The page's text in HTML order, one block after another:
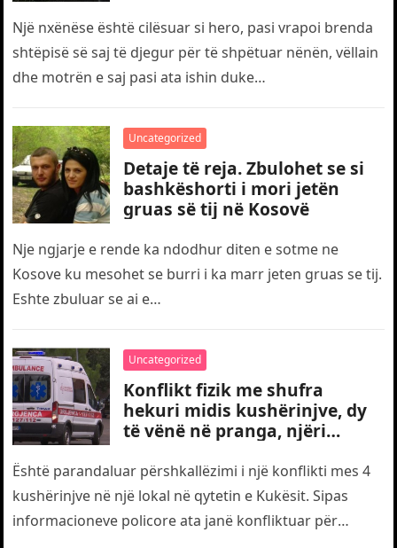
Një nxënëse është cilësuar si hero, pasi vrapoi brenda
shtëpisë së saj të djegur për të shpëtuar nënën, vëllain
dhe motrën e saj pasi ata ishin duke…
Uncategorized
Detaje të reja. Zbulohet se si
bashkëshorti i mori jetën
gruas së tij në Kosovë
Nje ngjarje e rende ka ndodhur diten e sotme ne
Kosove ku mesohet se burri i ka marr jeten gruas se tij.
Eshte zbuluar se ai e…
Uncategorized
Konflikt fizik me shufra
hekuri midis kushërinjve, dy
të vënë në pranga, njëri
drejt traumës
Është parandaluar përshkallëzimi i një konflikti mes 4
kushërinjve në një lokal në qytetin e Kukësit. Sipas
informacioneve policore ata janë konfliktuar për